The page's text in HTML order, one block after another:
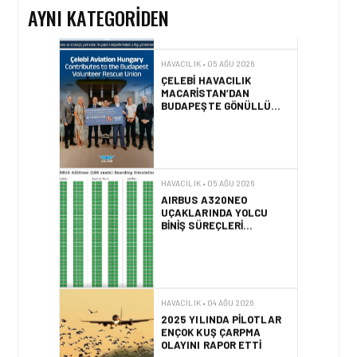
AYNI KATEGORIDEN
MACARISTAN’DAN
BUDAPEŞTE GÖNÜLLÜ
KURTARMA BIRLIĞI’NE
ANLAMLI DESTEK!
UÇAKLARINDA YOLCU
BINIŞ SÜREÇLERI
SIMÜLASYONLA TEST
EDILDI!
ENÇOK KUŞ ÇARPMA
OLAYINI RAPOR ETTI